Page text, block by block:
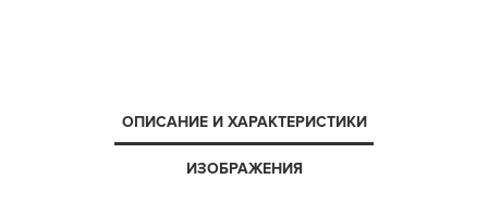
ОПИСАНИЕ И ХАРАКТЕРИСТИКИ
ИЗОБРАЖЕНИЯ